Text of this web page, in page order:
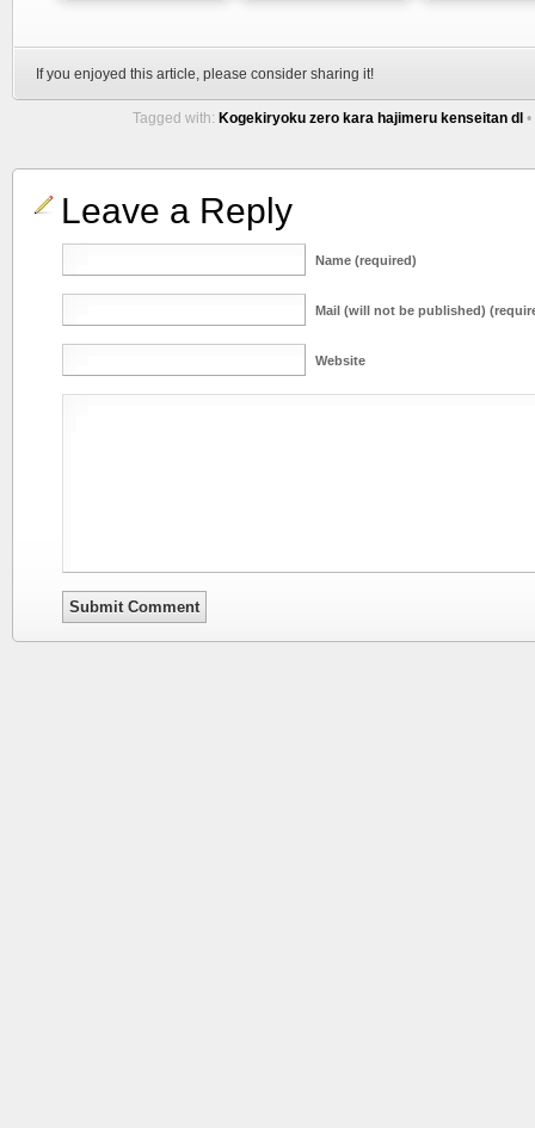
If you enjoyed this article, please consider sharing it!
Tagged with: Kogekiryoku zero kara hajimeru kenseitan dl •
Leave a Reply
Name (required)
Mail (will not be published)
Website